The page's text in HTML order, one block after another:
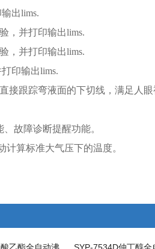
出lims.
，并打印输出lims.
，并打印输出lims.
印输出lims.
接跟踪弯液面的下切线，满足人
故障诊断提醒功能。
算标准大气压下的温度。